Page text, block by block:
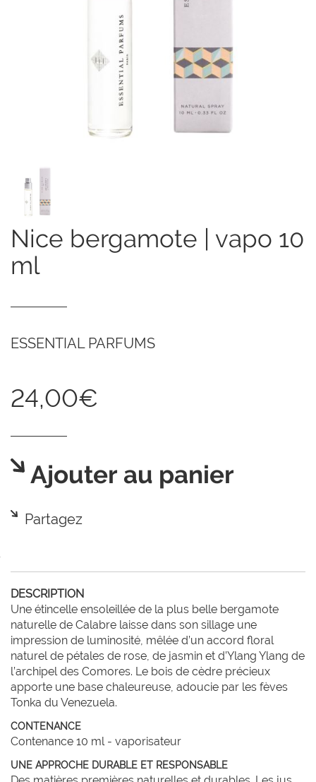
nice bergamote | vapo 10
ml
ESSENTIAL PARFUMS
24,00€
Ajouter au panier
Partagez
DESCRIPTION
Une étincelle ensoleillée de la plus belle bergamote
naturelle de Calabre laisse dans son sillage une
impression de luminosité, mêlée d’un accord floral
naturel de pétales de rose, de jasmin et d’Ylang Ylang de
l’archipel des Comores. Le bois de cèdre précieux
apporte une base chaleureuse, adoucie par les fèves
Tonka du Venezuela.
CONTENANCE
Contenance 10 ml - vaporisateur
UNE APPROCHE DURABLE ET RESPONSABLE